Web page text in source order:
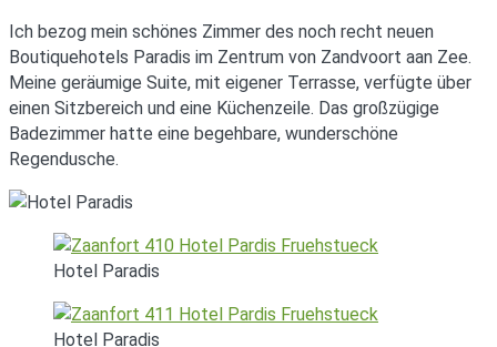
Ich bezog mein schönes Zimmer des noch recht neuen
Boutiquehotels Paradis im Zentrum von Zandvoort aan Zee.
Meine geräumige Suite, mit eigener Terrasse, verfügte über
einen Sitzbereich und eine Küchenzeile. Das großzügige
Badezimmer hatte eine begehbare, wunderschöne
Regendusche.
Hotel Paradis
Hotel Paradis